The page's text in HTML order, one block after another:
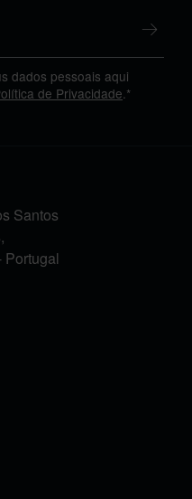
dados pessoais aqui
de Privacidade .*
Santos
Portugal